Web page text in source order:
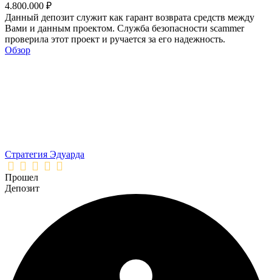
4.800.000 ₽
Данный депозит служит как гарант возврата средств между
Вами и данным проектом. Служба безопасности scammer
проверила этот проект и ручается за его надежность.
Обзор
Стратегия Эдуарда
Прошел
Депозит